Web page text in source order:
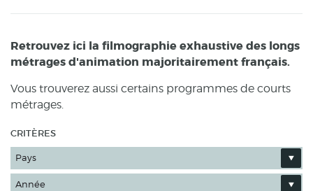
Retrouvez ici la filmographie exhaustive des longs
métrages d'animation majoritairement français.
Vous trouverez aussi certains programmes de courts
métrages.
CRITÈRES
Pays
Année